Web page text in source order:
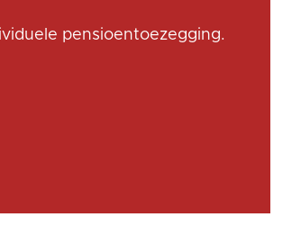
pensioentoezegging.